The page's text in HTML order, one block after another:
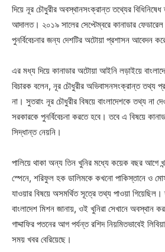
দিয়ে নূর চৌধুরীর অবস্থানসংক্রান্ত তথ্যের
আদালত। ২০১৯ সালের সেপ্টেম্বরে কানাডার ফেডারেল
পুনর্বিবেচনার জন্য দেশটির অটোয়া প্রশাসন আবেদন
এর মধ্য দিয়ে কানাডার অটোয়া আইনি লড়াইয়ে
বিচারক বলেন, নূর চৌধুরীর অভিবাসনসংক্রান্ত তথ্য
না। সুতরাং নূর চৌধুরীর বিষয়ে বাংলাদেশকে তথ্য না
সরকারকে পুনর্বিবেচনা করতে হবে। তবে এ বিষয়ে
সিদ্ধান্ত নেয়নি।
পালিয়ে থাকা অন্য তিন খুনির মধ্যে কয়েক বছর আগে
স্পেনে, শরিফুল হক ডালিমকে কখনো পাকিস্তানে ও
যাওয়ার বিষয়ে অসমর্থিত সূত্রে তথ্য পাওয়া
বাংলাদেশ মিশন জানায়, ওই খুনিরা সেখানে অবস্থান
গাদ্দাফির পতনের আগ পর্যন্ত রশিদ নিয়মিতভাবেই
সময় খবর বেরিয়েছে।